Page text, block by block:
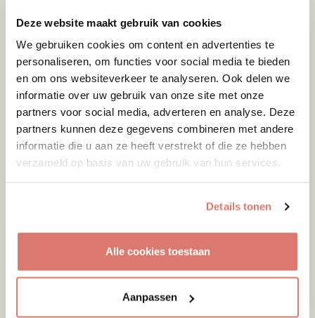
Deze website maakt gebruik van cookies
We gebruiken cookies om content en advertenties te
personaliseren, om functies voor social media te bieden
en om ons websiteverkeer te analyseren. Ook delen we
informatie over uw gebruik van onze site met onze
partners voor social media, adverteren en analyse. Deze
partners kunnen deze gegevens combineren met andere
informatie die u aan ze heeft verstrekt of die ze hebben
verzameld op basis van uw gebruik van hun services.
Details tonen
Alle cookies toestaan
Aanpassen
Yoki